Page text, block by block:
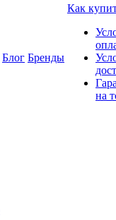
Блог Бренды
Как
на